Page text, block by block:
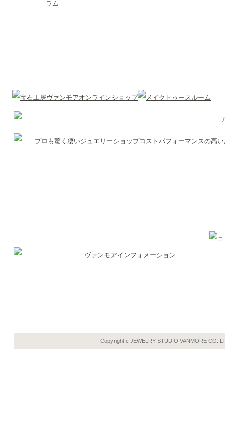
Copyright c JEWELRY STUDIO VANMORE